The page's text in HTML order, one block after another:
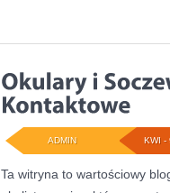
KWI -
ADMIN
Ta witryna to wartościowy